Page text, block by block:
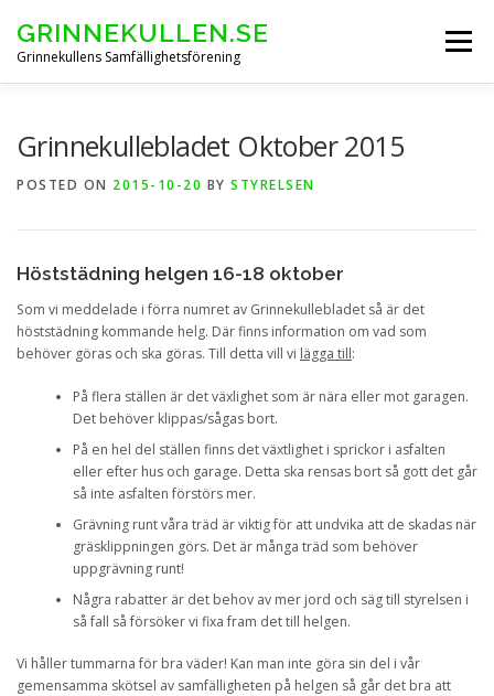
content
GRINNEKULLEN.SE
Grinnekullens Samfällighetsförening
Menu
ARKIV FÖRENINGSSTÄMMOR
Grinnekullebladet Oktober 2015
POSTED ON 2015-10-20 BY STYRELSEN
Höststädning helgen 16-18 oktober
Som vi meddelade i förra numret av Grinnekullebladet så är det
höststädning kommande helg. Där finns information om vad som
behöver göras och ska göras. Till detta vill vi lägga till:
På flera ställen är det växlighet som är nära eller mot garagen.
Det behöver klippas/sågas bort.
På en hel del ställen finns det växtlighet i sprickor i asfalten
eller efter hus och garage. Detta ska rensas bort så gott det går
så inte asfalten förstörs mer.
Grävning runt våra träd är viktig för att undvika att de skadas när
gräsklippningen görs. Det är många träd som behöver
uppgrävning runt!
Några rabatter är det behov av mer jord och säg till styrelsen i
så fall så försöker vi fixa fram det till helgen.
Vi håller tummarna för bra väder! Kan man inte göra sin del i vår
gemensamma skötsel av samfälligheten på helgen så går det bra att